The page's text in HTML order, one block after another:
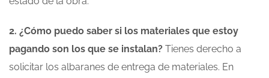
2. ¿Cómo puedo saber si los materiales que estoy
pagando son los que se instalan? Tienes derecho a
solicitar los albaranes de entrega de materiales. En